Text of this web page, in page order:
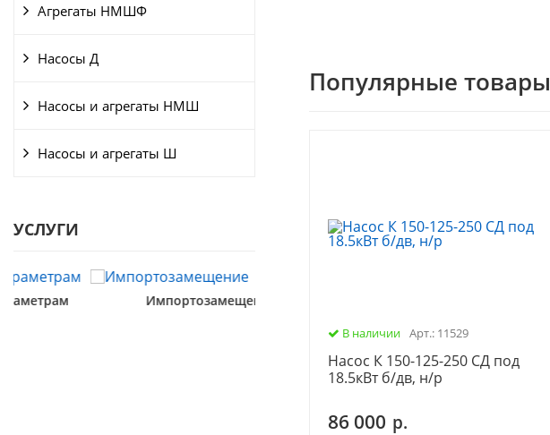
Агрегаты НМШФ
Насосы Д
Насосы и агрегаты НМШ
Насосы и агрегаты Ш
УСЛУГИ
Импортозамещение
Популярные товары
В наличии Арт.: 11529
Насос К 150-125-250 СД под
18.5кВт б/дв, н/р
86 000 р.